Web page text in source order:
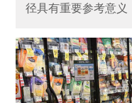
径具有重要参考意义